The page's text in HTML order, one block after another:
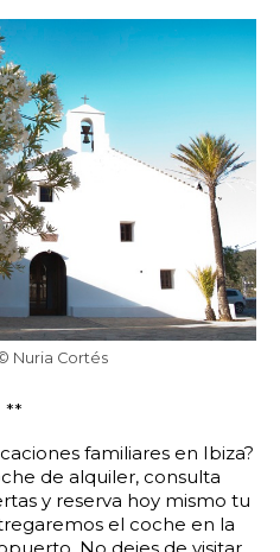
Nuria Cortés
**
familiares en Ibiza?
de alquiler, consulta
y reserva hoy mismo tu
el coche en la